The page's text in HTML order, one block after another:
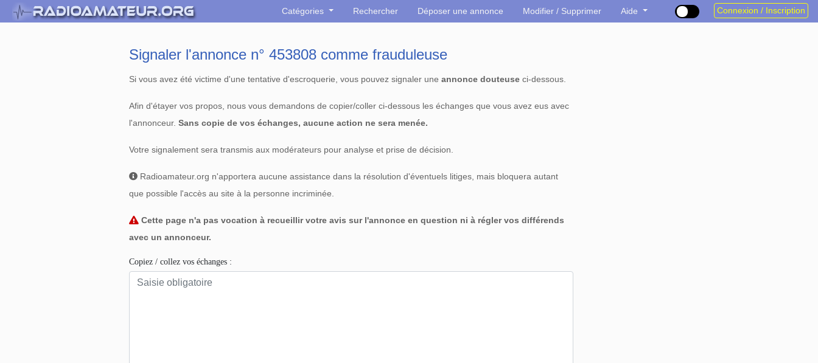
Catégories Rechercher Déposer une annonce Modifier / Supprimer Aide Connexion / Inscription
Signaler l'annonce n° 453808 comme frauduleuse
Si vous avez été victime d'une tentative d'escroquerie, vous pouvez signaler une annonce douteuse ci-dessous.
Afin d'étayer vos propos, nous vous demandons de copier/coller ci-dessous les échanges que vous avez eus avec
l'annonceur. Sans copie de vos échanges, aucune action ne sera menée.
Votre signalement sera transmis aux modérateurs pour analyse et prise de décision.
Radioamateur.org n'apportera aucune assistance dans la résolution d'éventuels litiges, mais bloquera autant
que possible l'accès au site à la personne incriminée.
Cette page n'a pas vocation à recueillir votre avis sur l'annonce en question ni à régler vos différends
avec un annonceur.
Copiez / collez vos échanges :